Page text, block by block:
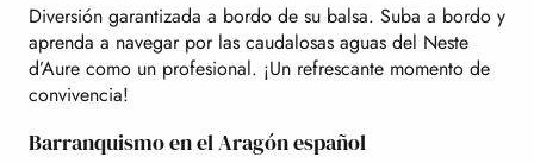
Diversión garantizada a bordo de su balsa. Suba a bordo y
aprenda a navegar por las caudalosas aguas del Neste
d’Aure como un profesional. ¡Un refrescante momento de
convivencia!
Barranquismo en el Aragón español